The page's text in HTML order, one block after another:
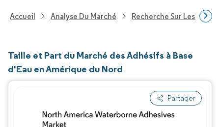
Accueil Analyse Du Marché Recherche Sur Les
Taille et Part du Marché des Adhésifs à Base
d'Eau en Amérique du Nord
Partager